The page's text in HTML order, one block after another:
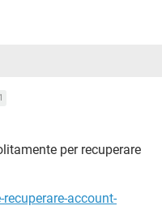
per recuperare
account-